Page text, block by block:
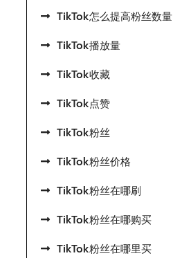
TikTok怎么提高粉丝数量
TikTok播放量
TikTok收藏
TikTok点赞
TikTok粉丝
TikTok粉丝价格
TikTok粉丝在哪刷
TikTok粉丝在哪购买
TikTok粉丝在哪里买